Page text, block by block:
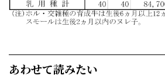
あわせて読みたい